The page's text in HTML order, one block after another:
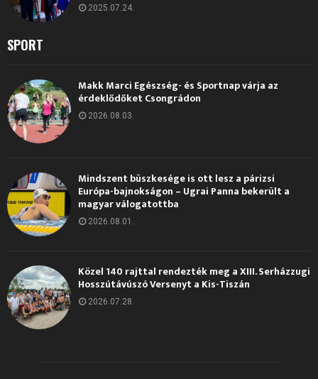
2025.07.24.
SPORT
Makk Marci Egészség- és Sportnap várja az
érdeklődőket Csongrádon
2026.08.03.
Mindszent büszkesége is ott lesz a párizsi
Európa-bajnokságon – Ugrai Panna bekerült a
magyar válogatottba
2026.08.01.
Közel 140 rajttal rendezték meg a XIII. Serházzugi
Hosszútávúszó Versenyt a Kis-Tiszán
2026.07.28.